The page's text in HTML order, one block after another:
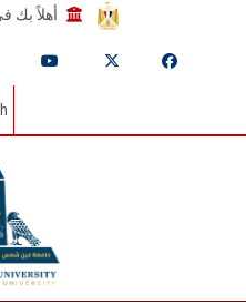
أهلاً